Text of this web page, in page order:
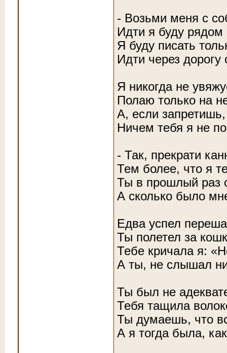
- Возьми меня с
Идти я буду
Я буду писать
Идти через дорогу
Я никогда не
Полаю только на
А, если
Ничем тебя я не
- Так, прекрати
Тем более, что я
Ты в прошлый раз
А сколько было
Едва успел
Ты полетел за
Тебе кричала я:
А ты, не слышал
Ты был не
Тебя тащила
Ты думаешь, что
А я тогда была,